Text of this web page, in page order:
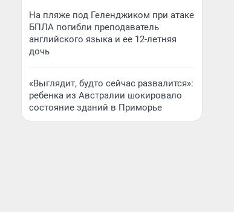
На пляже под Геленджиком при атаке
БПЛА погибли преподаватель
английского языка и ее 12-летняя
дочь
«Выглядит, будто сейчас развалится»:
ребенка из Австралии шокировало
состояние зданий в Приморье